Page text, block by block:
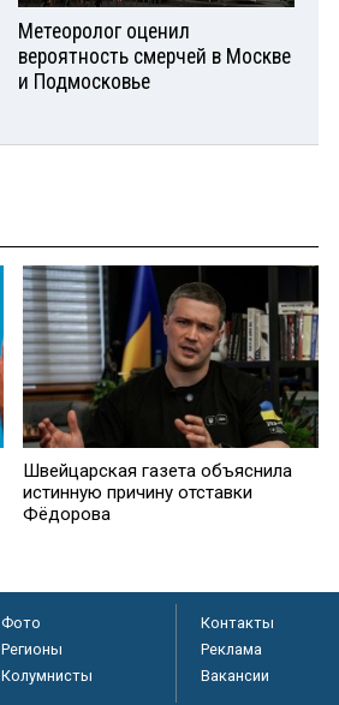
Метеоролог оценил
вероятность смерчей в Москве
и Подмосковье
Швейцарская газета объяснила
истинную причину отставки
Фёдорова
Фото
Регионы
Колумнисты
Контакты
Реклама
Вакансии